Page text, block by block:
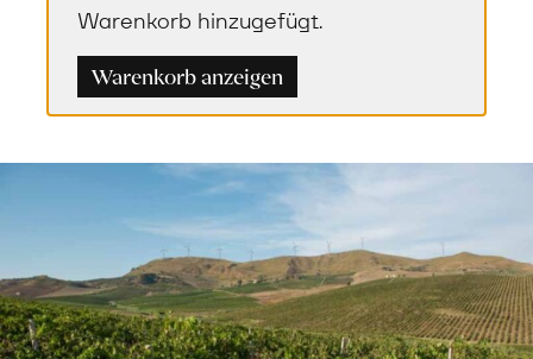
Warenkorb hinzugefügt.
Warenkorb anzeigen